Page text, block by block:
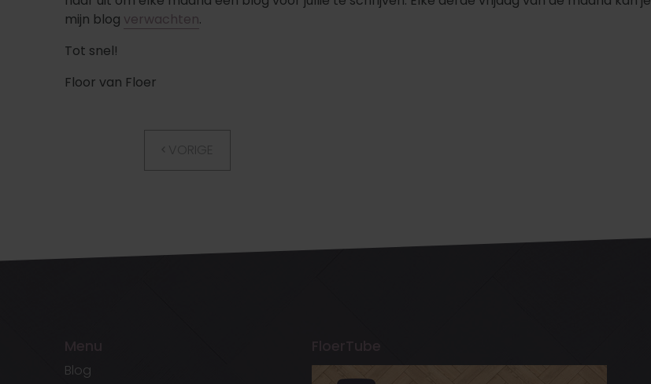
mijn blog verwachten.
Tot snel!
Floor van Floer
Menu
Blog
FloerTube